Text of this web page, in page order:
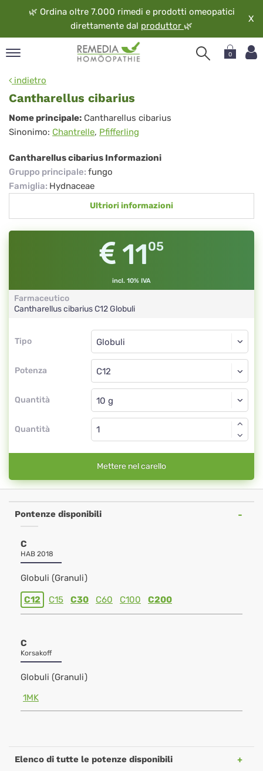
🌿 Ordina oltre 7.000 rimedi e prodotti omeopatici
direttamente dal produttor 🌿
X
0
indietro
Cantharellus cibarius
Cantharellus
cibarius
Nome principale: Cantharellus cibarius
Sinonimo: Chantrelle, Pfifferling
Cantharellus cibarius Informazioni
Gruppo principale: fungo
Famiglia: Hydnaceae
Ultriori informazioni
1105
incl. 10% IVA
Farmaceutico
Cantharellus cibariusC12Globuli
Tipo
Tipo
Potenza
Globuli
C12
Quantità
Globuli
Quantità
Mettere nel carello
Pontenze disponibili
C
HAB 2018
Globuli (Granuli)
C12 C15 C30 C60 C100 C200
C
Korsakoff
Globuli (Granuli)
1MK
Elenco di tutte le potenze disponibili